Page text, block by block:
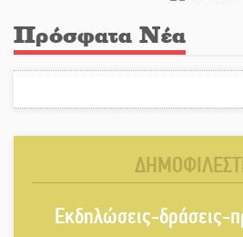
Πρόσφατα Νέα
Εκδηλώσεις-δράσεις-